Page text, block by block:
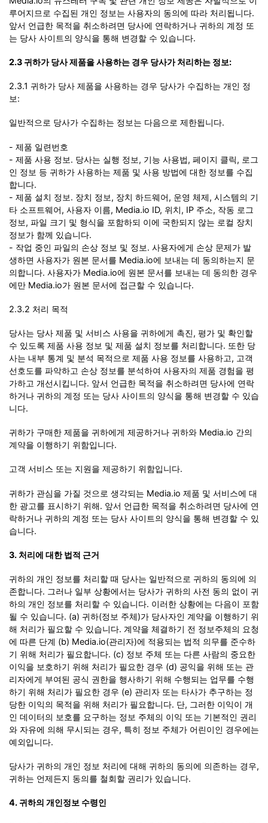
루어지므로 수집된 개인 정보는 사용자의 동의에 따라 처리됩니다.
앞서 언급한 목적을 취소하려면 당사에 연락하거나 귀하의 계정 또
는 당사 사이트의 양식을 통해 변경할 수 있습니다.
2.3 귀하가 당사 제품을 사용하는 경우 당사가 처리하는 정보:
2.3.1 귀하가 당사 제품을 사용하는 경우 당사가 수집하는 개인 정
보:
일반적으로 당사가 수집하는 정보는 다음으로 제한됩니다.
- 제품 일련번호
- 제품 사용 정보. 당사는 실행 정보, 기능 사용법, 페이지 클릭, 로그
인 정보 등 귀하가 사용하는 제품 및 사용 방법에 대한 정보를 수집
합니다.
- 제품 설치 정보. 장치 정보, 장치 하드웨어, 운영 체제, 시스템의 기
타 소프트웨어, 사용자 이름, Media.io ID, 위치, IP 주소, 작동 로그
정보, 파일 크기 및 형식을 포함하되 이에 국한되지 않는 로컬 장치
정보가 함께 있습니다.
- 작업 중인 파일의 손상 정보 및 정보. 사용자에게 손상 문제가 발
생하면 사용자가 원본 문서를 Media.io에 보내는 데 동의하는지 문
의합니다. 사용자가 Media.io에 원본 문서를 보내는 데 동의한 경우
에만 Media.io가 원본 문서에 접근할 수 있습니다.
2.3.2 처리 목적
당사는 당사 제품 및 서비스 사용을 귀하에게 촉진, 평가 및 확인할
수 있도록 제품 사용 정보 및 제품 설치 정보를 처리합니다. 또한 당
사는 내부 통계 및 분석 목적으로 제품 사용 정보를 사용하고, 고객
선호도를 파악하고 손상 정보를 분석하여 사용자의 제품 경험을 평
가하고 개선시킵니다. 앞서 언급한 목적을 취소하려면 당사에 연락
하거나 귀하의 계정 또는 당사 사이트의 양식을 통해 변경할 수 있습
니다.
귀하가 구매한 제품을 귀하에게 제공하거나 귀하와 Media.io 간의
계약을 이행하기 위함입니다.
고객 서비스 또는 지원을 제공하기 위함입니다.
귀하가 관심을 가질 것으로 생각되는 Media.io 제품 및 서비스에 대
한 광고를 표시하기 위해. 앞서 언급한 목적을 취소하려면 당사에 연
락하거나 귀하의 계정 또는 당사 사이트의 양식을 통해 변경할 수 있
습니다.
3. 처리에 대한 법적 근거
귀하의 개인 정보를 처리할 때 당사는 일반적으로 귀하의 동의에 의
존합니다. 그러나 일부 상황에서는 당사가 귀하의 사전 동의 없이 귀
하의 개인 정보를 처리할 수 있습니다. 이러한 상황에는 다음이 포함
될 수 있습니다. (a) 귀하(정보 주체)가 당사자인 계약을 이행하기 위
해 처리가 필요할 수 있습니다. 계약을 체결하기 전 정보주체의 요청
에 따른 단계 (b) Media.io(관리자)에 적용되는 법적 의무를 준수하
기 위해 처리가 필요합니다. (c) 정보 주체 또는 다른 사람의 중요한
이익을 보호하기 위해 처리가 필요한 경우 (d) 공익을 위해 또는 관
리자에게 부여된 공식 권한을 행사하기 위해 수행되는 업무를 수행
하기 위해 처리가 필요한 경우 (e) 관리자 또는 타사가 추구하는 정
당한 이익의 목적을 위해 처리가 필요합니다. 단, 그러한 이익이 개
인 데이터의 보호를 요구하는 정보 주체의 이익 또는 기본적인 권리
와 자유에 의해 무시되는 경우, 특히 정보 주체가 어린이인 경우에는
예외입니다.
당사가 귀하의 개인 정보 처리에 대해 귀하의 동의에 의존하는 경우,
귀하는 언제든지 동의를 철회할 권리가 있습니다.
4. 귀하의 개인정보 수령인